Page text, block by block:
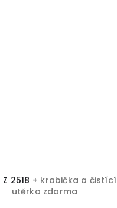
2518 + krabička a čistící
utěrka zdarma